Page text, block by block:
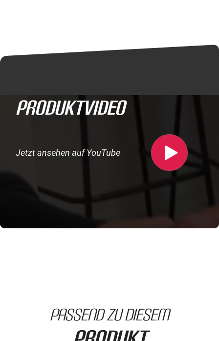
ProduktVideo
Jetzt ansehen auf YouTube
passend zu diesem